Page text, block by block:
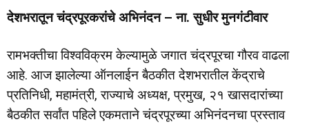
देशभरातून चंद्रपूरकरांचे अभिनंदन – ना. सुधीर मुनगंटीवार
रामभक्तीचा विश्वविक्रम केल्यामुळे जगात चंद्रपूरचा गौरव वाढला
आहे. आज झालेल्या ऑनलाईन बैठकीत देशभरातील केंद्राचे
प्रतिनिधी, महामंत्री, राज्याचे अध्यक्ष, प्रमुख, २१ खासदारांच्या
बैठकीत सर्वांत पहिले एकमताने चंद्रपूरच्या अभिनंदनचा प्रस्ताव